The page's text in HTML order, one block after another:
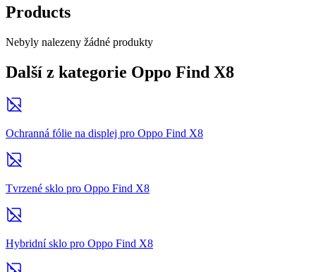
Products
Nebyly nalezeny žádné produkty
Další z kategorie Oppo Find X8
Ochranná fólie na displej pro Oppo Find X8
Tvrzené sklo pro Oppo Find X8
Hybridní sklo pro Oppo Find X8